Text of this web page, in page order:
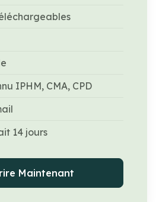
IPHM, CMA, CPD
14 jours
Maintenant